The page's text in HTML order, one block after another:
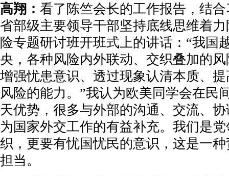
高翔： 看了陈竺会长的工作报告，结
省部级主要领导干部坚持底线思维着
险专题研讨班开班式上的讲话：“我国
央，各种风险内外联动、交织叠加的
增强忧患意识、透过现象认清本质、
风险的能力。”我认为欧美同学会在民
天优势，很多与外部的沟通、交流、
为国家外交工作的有益补充。我们是
织，更要有忧国忧民的意识，这是一
担当。